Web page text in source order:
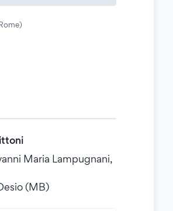
Maria Lampugnani,
(MB)